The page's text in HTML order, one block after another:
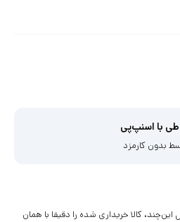
با اسنپ‌پی
بدون کارمزد
کالا خریداری شده را دقیقا با همان